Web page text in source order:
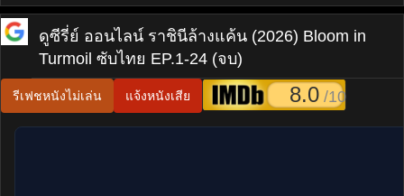
ดูซีรี่ย์ ออนไลน์ ราชินีล้างแค้น (2026) Bloom in
Turmoil ซับไทย EP.1-24 (จบ)
รีเฟชหนังไม่เล่น แจ้งหนังเสีย 8.0 /10